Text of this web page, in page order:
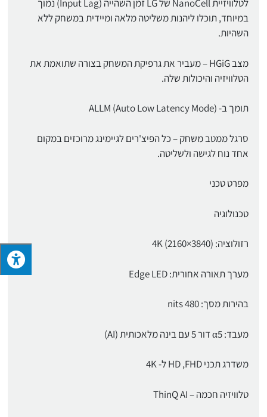
לטלוויזיית NanoCell של LG זמן השהייה (Input Lag) נמוך
במיוחד, תוכלו ליהנות משליטה מלאה ומיידית במשחק ללא
השהיות.
מצב HGiG – מעביר את גרפיקת המשחק בצורה שתואמת את
הטלוויזיה והיכולות שלה.
תומך ב- ALLM (Auto Low Latency Mode)
סרגל ממטב משחק – כל הפיצ'רים לגיימינג מרוכזים במקום
אחד נוח לגישה ולשליטה.
מפרט טכני
טכנולוגיה
רזולוציה: (3840×2160) 4K
מערך תאורה אחורית: Edge LED
בהירות מסך: nits 480
מעבד: α5 דור 5 עם בינה מלאכותית (AI)
משדרג תכני HD ,FHD ל- 4K
טלוויזיה חכמה – ThinQ AI